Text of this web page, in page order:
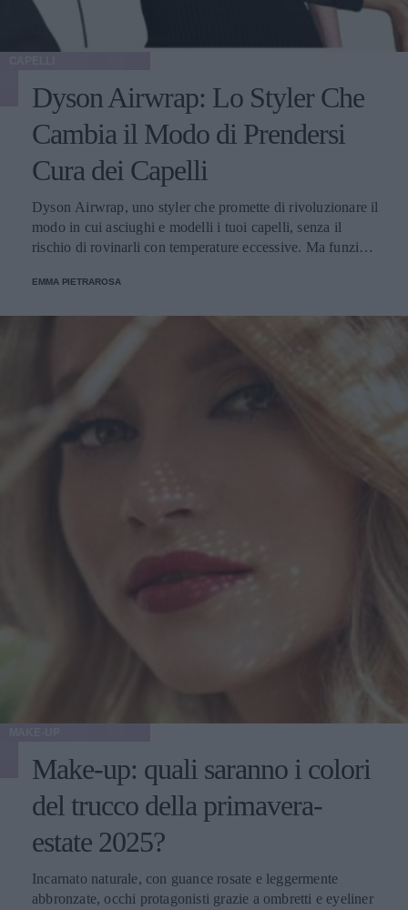
Dyson Airwrap: Lo Styler Che
Cambia il Modo di Prendersi
Cura dei Capelli
Dyson Airwrap, uno styler che promette di rivoluzionare il
modo in cui asciughi e modelli i tuoi capelli, senza il
rischio di rovinarli con temperature eccessive. Ma funziona
EMMA PIETRAROSA
Make-up: quali saranno i colori
del trucco della primavera-
estate 2025?
Incarnato naturale, con guance rosate e leggermente
abbronzate, occhi protagonisti grazie a ombretti e eyeliner